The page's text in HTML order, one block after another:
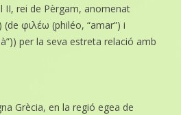
II, rei de Pèrgam, anomenat
φιλέω (philéo, “amar”) i
per la seva estreta relació amb
Grècia, en la regió egea de